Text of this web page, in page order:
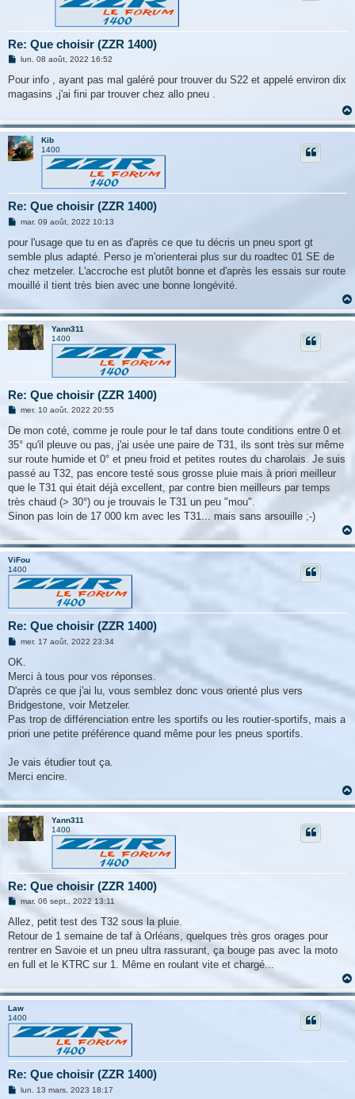
Re: Que choisir (ZZR 1400)
M
s
a
lun. 08 août, 2022 16:52
Pour info , ayant pas mal galéré pour trouver du S22 et appelé environ dix
magasins ,j'ai fini par trouver chez allo pneu .
Kib
1400
Re: Que choisir (ZZR 1400)
M
s
a
g
mar. 09 août, 2022 10:13
pour l'usage que tu en as d'après ce que tu décris un pneu sport gt
semble plus adapté. Perso je m'orienterai plus sur du roadtec 01 SE de
chez metzeler. L'accroche est plutôt bonne et d'après les essais sur route
mouillé il tient très bien avec une bonne longévité.
Yann311
1400
Re: Que choisir (ZZR 1400)
M
s
a
g
mer. 10 août, 2022 20:55
De mon coté, comme je roule pour le taf dans toute conditions entre 0 et
35° qu'il pleuve ou pas, j'ai usée une paire de T31, ils sont très sur même
sur route humide et 0° et pneu froid et petites routes du charolais. Je suis
passé au T32, pas encore testé sous grosse pluie mais à priori meilleur
que le T31 qui était déjà excellent, par contre bien meilleurs par temps
très chaud (> 30°) ou je trouvais le T31 un peu "mou".
Sinon pas loin de 17 000 km avec les T31... mais sans arsouille ;-)
ViFou
1400
Re: Que choisir (ZZR 1400)
M
s
a
g
mer. 17 août, 2022 23:34
OK.
Merci à tous pour vos réponses.
D'après ce que j'ai lu, vous semblez donc vous orienté plus vers
Bridgestone, voir Metzeler.
Pas trop de différenciation entre les sportifs ou les routier-sportifs, mais a
priori une petite préférence quand même pour les pneus sportifs.
Je vais étudier tout ça.
Merci encire.
Yann311
1400
Re: Que choisir (ZZR 1400)
M
s
a
g
mar. 06 sept., 2022 13:11
Allez, petit test des T32 sous la pluie.
Retour de 1 semaine de taf à Orléans, quelques très gros orages pour
rentrer en Savoie et un pneu ultra rassurant, ça bouge pas avec la moto
en full et le KTRC sur 1. Même en roulant vite et chargé...
Law
1400
Re: Que choisir (ZZR 1400)
Mlun. 13 mars, 2023 18:17